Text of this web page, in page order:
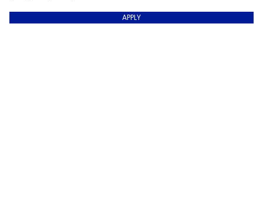
APPLY